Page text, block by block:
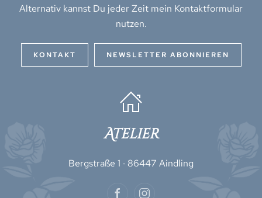
Alternativ kannst Du jeder Zeit mein Kontaktformular
nutzen.
KONTAKT NEWSLETTER ABONNIEREN
Atelier
Bergstraße 1 · 86447 Aindling